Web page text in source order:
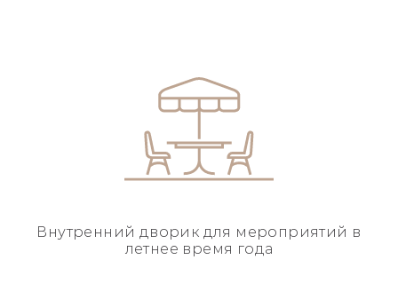
Внутренний дворик для мероприятий в
летнее время года